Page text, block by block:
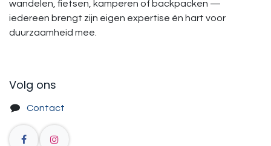
wandelen, fietsen, kamperen of backpacken —
iedereen brengt zijn eigen expertise én hart voor
duurzaamheid mee.
Volg ons
Contact